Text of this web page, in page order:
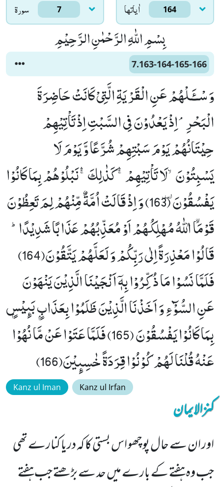
سورۃ 7 اٰياتها 164
بِسْمِ اللّٰهِ الرَّحْمٰنِ الرَّحِیْمِ
7.163-164-165-166
وَ سْــٴَـلْهُمْ عَنِ الْقَرْیَةِ الَّتِیْ كَانَتْ حَاضِرَةَ
الْبَحْرِۘ-اِذْ یَعْدُوْنَ فِی السَّبْتِ اِذْ تَاْتِیْهِمْ
حِیْتَانُهُمْ یَوْمَ سَبْتِهِمْ شُرَّعًا وَّ یَوْمَ لَا
یَسْبِتُوْنَۙ-لَا تَاْتِیْهِمْۚۛ-كَذٰلِكَۚۛ-نَبْلُوْهُمْ بِمَا كَانُوْا
یَفْسُقُوْنَٜ (163) وَ اِذْ قَالَتْ اُمَّةٌ مِّنْهُمْ لِمَ تَعِظُوْنَ
قَوْمَاۙﰳ اللّٰهُ مُهْلِكُهُمْ اَوْ مُعَذِّبُهُمْ عَذَابًا شَدِیْدًاؕ-
قَالُوْا مَعْذِرَةً اِلٰى رَبِّكُمْ وَ لَعَلَّهُمْ یَتَّقُوْنَ(164)
فَلَمَّا نَسُوْا مَا ذُكِّرُوْا بِهٖۤ اَنْجَیْنَا الَّذِیْنَ یَنْهَوْنَ
عَنِ السُّوْٓءِ وَ اَخَذْنَا الَّذِیْنَ ظَلَمُوْا بِعَذَابٍۭ بَىٕیْسٍۭ
بِمَا كَانُوْا یَفْسُقُوْنَ (165) فَلَمَّا عَتَوْا عَنْ مَّا نُهُوْا
عَنْهُ قُلْنَا لَهُمْ كُوْنُوْا قِرَدَةً خٰسِىٕیْنَ(166)
Kanz ul Iman Kanz ul Irfan
کنزالایمان
اور ان سے حال پوچھو اس بستی کا کہ دریا کنارے تھی
جب وہ ہفتے کے بارے میں حد سے بڑھتے جب ہفتے